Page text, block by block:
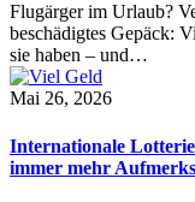
Flugärger im Urlaub?
beschädigtes Gepäck:
sie haben – und…
Mai 26, 2026
Internationale
immer mehr